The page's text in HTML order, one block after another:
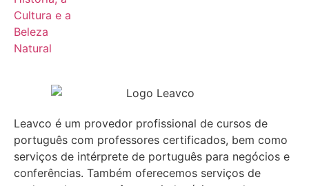
Leavco é um provedor profissional de cursos de
português com professores certificados, bem como
serviços de intérprete de português para negócios e
conferências. Também oferecemos serviços de